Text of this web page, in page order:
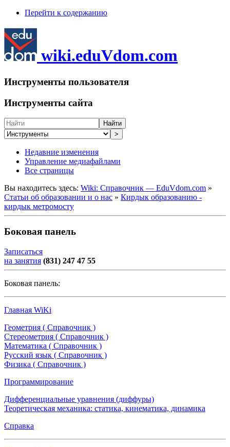
Перейти к содержанию
wiki.eduVdom.com
Инструменты пользователя
Инструменты сайта
Найти
>
Недавние изменения
Управление медиафайлами
Все страницы
Вы находитесь здесь: Wiki: Справочник — EduVdom.com »
Статьи об образовании и о нас » Кирдык образованию -
кирдык метромосту
Боковая панель
Записаться
на занятия (831) 247 47 55
Боковая панель:
Главная WiKi
Геометрия ( Справочник )
Стереометрия ( Справочник )
Математика ( Справочник )
Русский язык ( Справочник )
Физика ( Справочник )
Программирование
Дифференциальные уравнения (диффуры)
Теоретическая механика: статика, кинематика, динамика
Справка